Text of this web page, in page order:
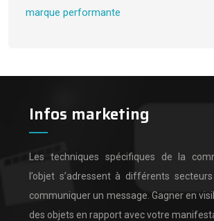
marque performante
Infos marketing
Les techniques spécifiques de la
l’objet s’adressent à différents
communiquer un message. Gagner en
des objets en rapport avec votre